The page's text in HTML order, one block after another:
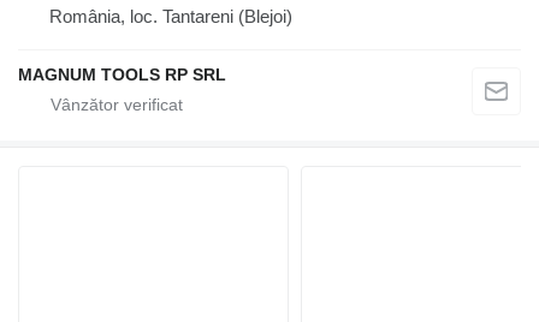
România, loc. Tantareni (Blejoi)
MAGNUM TOOLS RP SRL